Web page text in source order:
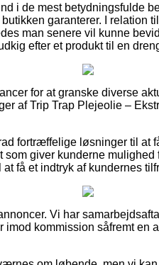
i de mest betydningsfulde
garanterer. I relation
man senere vil kunne
efter et produkt til en
for at granske diverse
af Trip Trap Plejeolie –
fortræffelige løsninger til at
giver kunderne
få et indtryk af kundernes
Vi har
kommission såfremt en